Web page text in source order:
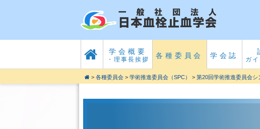
学会概要
・理事長挨拶 各種委員会 学会誌 ガ
> 各種委員会 > 学術推進委員会（SPC） > 第20回学術推進委員会シ